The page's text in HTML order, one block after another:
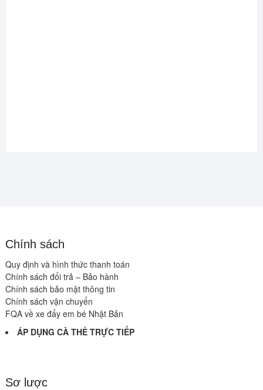
Chính sách
Quy định và hình thức thanh toán
Chính sách đổi trả – Bảo hành
Chính sách bảo mật thông tin
Chính sách vận chuyển
FQA về xe đẩy em bé Nhật Bản
ÁP DỤNG CÀ THẺ TRỰC TIẾP
Sơ lược